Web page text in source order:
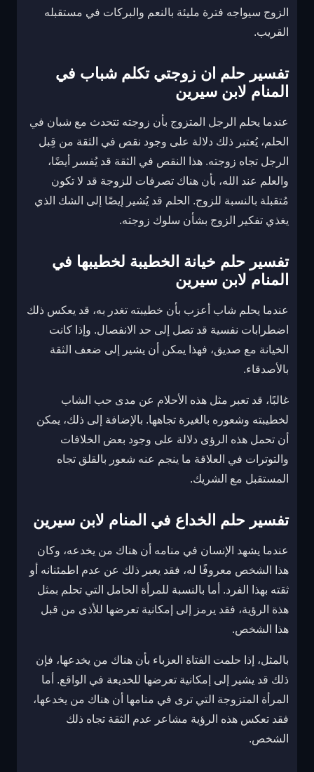
الزوج سيواجه فترة مليئة بالنعم والبركات في مستقبله
القريب.
تفسير حلم ان زوجتي تكلم شباب في
المنام لابن سيرين
عندما يحلم الرجل المتزوج بأن زوجته تتحدث مع شبان في
الحلم، يُعتبر ذلك دلالة على وجود نقص في الثقة من قِبل
الرجل تجاه زوجته. هذا النقص في الثقة قد يُفسر أيضًا،
والعلم عند الله، بأن هناك تصرفات للزوجة قد لا تكون
مُتقبلة بالنسبة للزوج. الحلم قد يُشير إيضًا إلى الشك الذي
يغذي تفكير الزوج بشأن سلوك زوجته.
تفسير حلم خيانة الخطيبة لخطيبها في
المنام لابن سيرين
عندما يحلم شاب أعزب بأن خطيبته تغدر به، قد يعكس ذلك
اضطرابات نفسية قد تصل إلى حد الانفصال. وإذا كانت
الخيانة مع صديق، فهذا يمكن أن يشير إلى ضعف الثقة
بالأصدقاء.
غالبًا، قد تعبر مثل هذه الأحلام عن مدى حب الشاب
لخطيبته وشعوره بالغيرة تجاهها. بالإضافة إلى ذلك، يمكن
أن تحمل هذه الرؤى دلالة على وجود بعض الخلافات
والتوترات في العلاقة ما ينجم عنه شعور بالقلق تجاه
المستقبل مع الشريك.
تفسير حلم الخداع في المنام لابن سيرين
عندما يشهد الإنسان في منامه أن هناك من يخدعه، وكان
هذا الشخص معروفًا له، فقد يعبر ذلك عن عدم اطمئنانه أو
ثقته بهذا الفرد. أما بالنسبة للمرأة الحامل التي تحلم بمثل
هذة الرؤية، فقد يرمز إلى إمكانية تعرضها للأذى من قبل
هذا الشخص.
بالمثل، إذا حلمت الفتاة العزباء بأن هناك من يخدعها، فإن
ذلك قد يشير إلى إمكانية تعرضها للخديعة في الواقع. أما
المرأة المتزوجة التي ترى في منامها أن هناك من يخدعها،
فقد تعكس هذه الرؤية مشاعر عدم الثقة تجاه ذلك
الشخص.